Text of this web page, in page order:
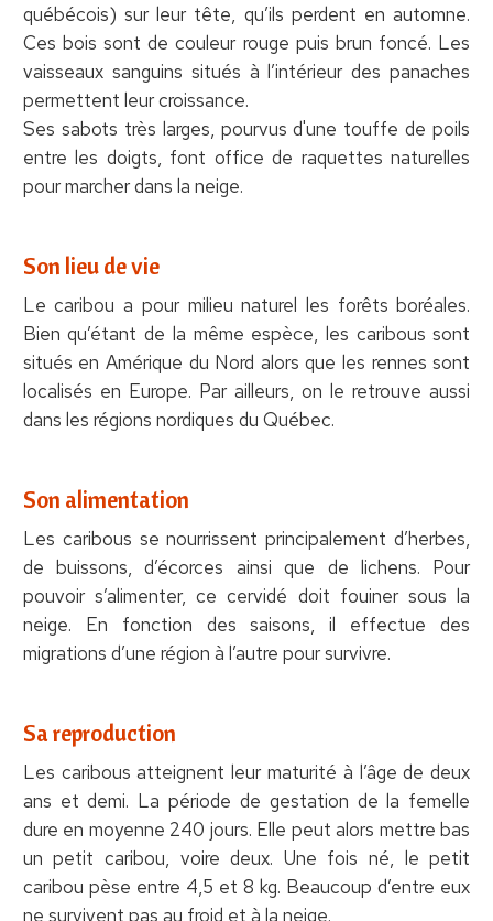
québécois) sur leur tête, qu’ils perdent en automne.
Ces bois sont de couleur rouge puis brun foncé. Les
vaisseaux sanguins situés à l’intérieur des panaches
permettent leur croissance.
Ses sabots très larges, pourvus d'une touffe de poils
entre les doigts, font office de raquettes naturelles
pour marcher dans la neige.
Son lieu de vie
Le caribou a pour milieu naturel les forêts boréales.
Bien qu’étant de la même espèce, les caribous sont
situés en Amérique du Nord alors que les rennes sont
localisés en Europe. Par ailleurs, on le retrouve aussi
dans les régions nordiques du Québec.
Son alimentation
Les caribous se nourrissent principalement d’herbes,
de buissons, d’écorces ainsi que de lichens. Pour
pouvoir s’alimenter, ce cervidé doit fouiner sous la
neige. En fonction des saisons, il effectue des
migrations d’une région à l’autre pour survivre.
Sa reproduction
Les caribous atteignent leur maturité à l’âge de deux
ans et demi. La période de gestation de la femelle
dure en moyenne 240 jours. Elle peut alors mettre bas
un petit caribou, voire deux. Une fois né, le petit
caribou pèse entre 4,5 et 8 kg. Beaucoup d’entre eux
ne survivent pas au froid et à la neige.